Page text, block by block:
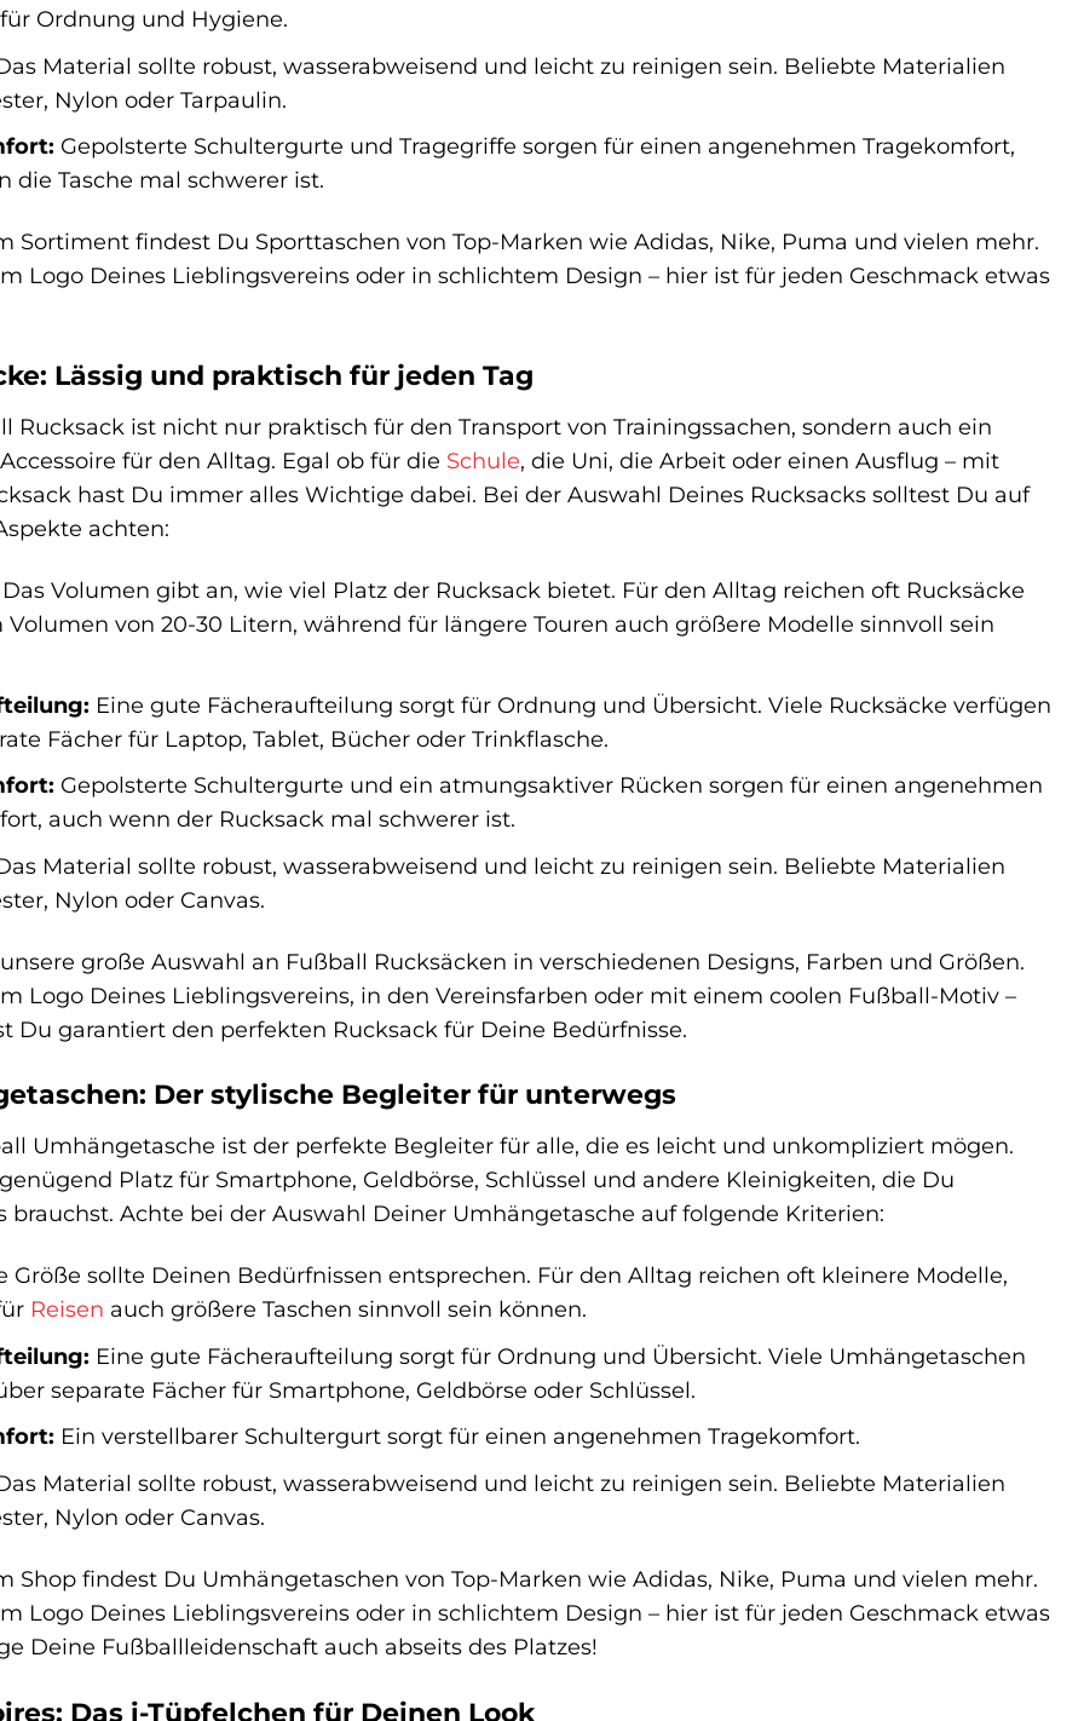
Ordnung und Hygiene.
Material sollte robust, wasserabweisend und leicht zu reinigen sein. Beliebte Materialien
Nylon oder Tarpaulin.
Gepolsterte Schultergurte und Tragegriffe sorgen für einen angenehmen Tragekomfort,
die Tasche mal schwerer ist.
Sortiment findest Du Sporttaschen von Top-Marken wie Adidas, Nike, Puma und vielen mehr.
Logo Deines Lieblingsvereins oder in schlichtem Design – hier ist für jeden Geschmack etwas
Lässig und praktisch für jeden Tag
Rucksack ist nicht nur praktisch für den Transport von Trainingssachen, sondern auch ein
für den Alltag. Egal ob für die Schule, die Uni, die Arbeit oder einen Ausflug – mit
hast Du immer alles Wichtige dabei. Bei der Auswahl Deines Rucksacks solltest Du auf
achten:
Das Volumen gibt an, wie viel Platz der Rucksack bietet. Für den Alltag reichen oft Rucksäcke
von 20-30 Litern, während für längere Touren auch größere Modelle sinnvoll sein
Eine gute Fächeraufteilung sorgt für Ordnung und Übersicht. Viele Rucksäcke verfügen
Fächer für Laptop, Tablet, Bücher oder Trinkflasche.
Gepolsterte Schultergurte und ein atmungsaktiver Rücken sorgen für einen angenehmen
auch wenn der Rucksack mal schwerer ist.
Material sollte robust, wasserabweisend und leicht zu reinigen sein. Beliebte Materialien
Nylon oder Canvas.
große Auswahl an Fußball Rucksäcken in verschiedenen Designs, Farben und Größen.
Logo Deines Lieblingsvereins, in den Vereinsfarben oder mit einem coolen Fußball-Motiv –
Du garantiert den perfekten Rucksack für Deine Bedürfnisse.
Der stylische Begleiter für unterwegs
Umhängetasche ist der perfekte Begleiter für alle, die es leicht und unkompliziert mögen.
Platz für Smartphone, Geldbörse, Schlüssel und andere Kleinigkeiten, die Du
brauchst. Achte bei der Auswahl Deiner Umhängetasche auf folgende Kriterien:
Größe sollte Deinen Bedürfnissen entsprechen. Für den Alltag reichen oft kleinere Modelle,
Reisen auch größere Taschen sinnvoll sein können.
Eine gute Fächeraufteilung sorgt für Ordnung und Übersicht. Viele Umhängetaschen
separate Fächer für Smartphone, Geldbörse oder Schlüssel.
Ein verstellbarer Schultergurt sorgt für einen angenehmen Tragekomfort.
Material sollte robust, wasserabweisend und leicht zu reinigen sein. Beliebte Materialien
Nylon oder Canvas.
Shop findest Du Umhängetaschen von Top-Marken wie Adidas, Nike, Puma und vielen mehr.
Logo Deines Lieblingsvereins oder in schlichtem Design – hier ist für jeden Geschmack etwas
Deine Fußballleidenschaft auch abseits des Platzes!
Das i-Tüpfelchen für Deinen Look